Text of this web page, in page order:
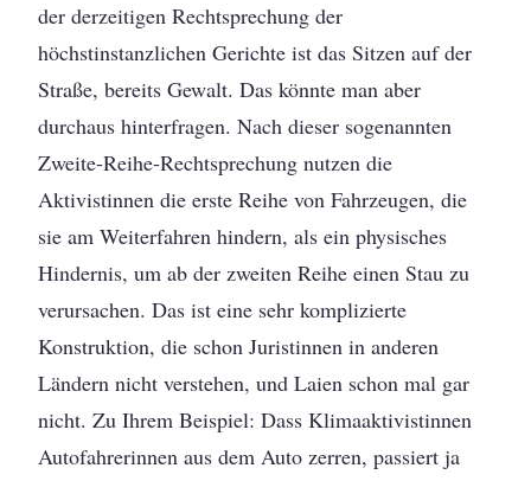
der derzeitigen Rechtsprechung der
höchstinstanzlichen Gerichte ist das Sitzen auf der
Straße, bereits Gewalt. Das könnte man aber
durchaus hinterfragen. Nach dieser sogenannten
Zweite-Reihe-Rechtsprechung nutzen die
Aktivistinnen die erste Reihe von Fahrzeugen, die
sie am Weiterfahren hindern, als ein physisches
Hindernis, um ab der zweiten Reihe einen Stau zu
verursachen. Das ist eine sehr komplizierte
Konstruktion, die schon Juristinnen in anderen
Ländern nicht verstehen, und Laien schon mal gar
nicht. Zu Ihrem Beispiel: Dass Klimaaktivistinnen
Autofahrerinnen aus dem Auto zerren, passiert ja